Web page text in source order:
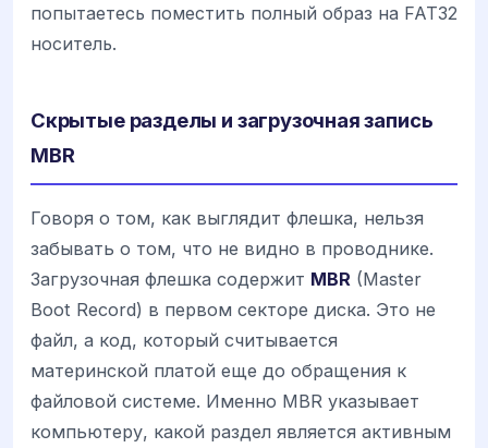
попытаетесь поместить полный образ на FAT32
носитель.
Скрытые разделы и загрузочная запись
MBR
Говоря о том, как выглядит флешка, нельзя
забывать о том, что не видно в проводнике.
Загрузочная флешка содержит MBR (Master
Boot Record) в первом секторе диска. Это не
файл, а код, который считывается
материнской платой еще до обращения к
файловой системе. Именно MBR указывает
компьютеру, какой раздел является активным